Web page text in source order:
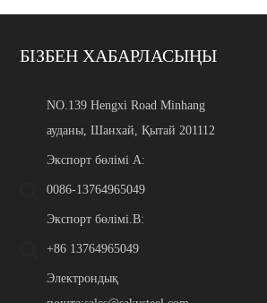
БІЗБЕН ХАБАРЛАСЫҢЫ
NO.139 Hengxi Road Minhang
ауданы, Шанхай, Қытай 201112
Экспорт бөлімі А:
0086-13764965049
Экспорт бөлімі.B:
+86 13764965049
Электрондық